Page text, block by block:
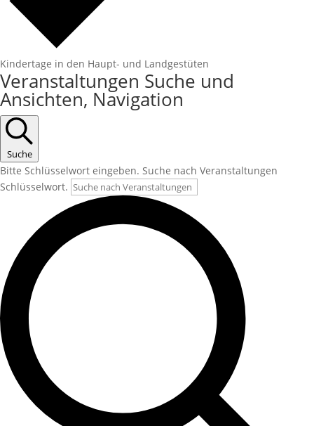
Kindertage in den Haupt- und Landgestüten
Veranstaltungen
Veranstaltungen Suche und
Ansichten, Navigation
Suche
Bitte Schlüsselwort eingeben. Suche nach Veranstaltungen
Schlüsselwort.